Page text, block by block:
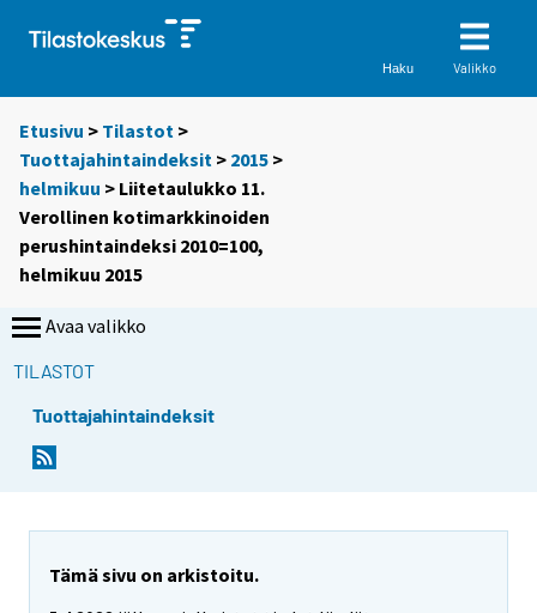
Haku Valikko
Etusivu > Tilastot >
Tuottajahintaindeksit > 2015 >
helmikuu > Liitetaulukko 11.
Verollinen kotimarkkinoiden
perushintaindeksi 2010=100,
helmikuu 2015
Avaa valikko
TILASTOT
Tuottajahintaindeksit
Tämä sivu on arkistoitu.